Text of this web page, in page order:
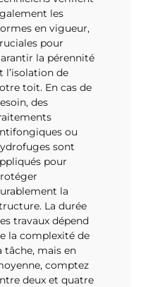
les
en vigueur,
pour
la pérennité
l’isolation de
toit. En cas de
des
ou
sont
pour
la
La durée
travaux dépend
la complexité de
tâche, mais en
comptez
deux et quatre